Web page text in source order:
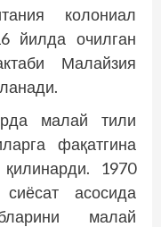
колониал
йилда очилган
Малайзия
малай тили
фақатгина
1970
асосида
малай